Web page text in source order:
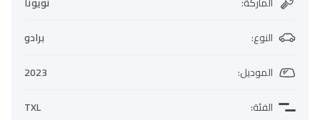
النوع:
برادو
الموديل:
2023
الفئة:
TXL